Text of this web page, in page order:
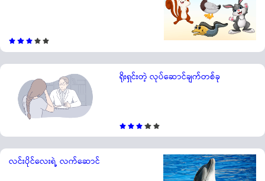
ရိုးရှင်းတဲ့ လုပ်ဆောင်ချက်တစ်ခု
လင်းပိုင်လေးရဲ့ လက်ဆောင်